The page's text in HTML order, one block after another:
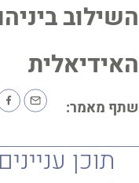
מאמר:
תוכן עניינים